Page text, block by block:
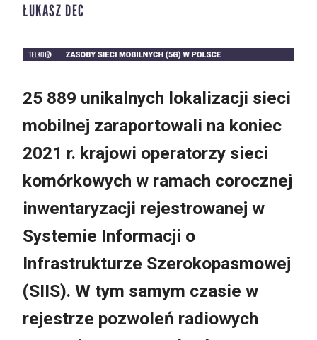
ŁUKASZ DEC
25 889 unikalnych lokalizacji sieci
mobilnej zaraportowali na koniec
2021 r. krajowi operatorzy sieci
komórkowych w ramach corocznej
inwentaryzacji rejestrowanej w
Systemie Informacji o
Infrastrukturze Szerokopasmowej
(SIIS). W tym samym czasie w
rejestrze pozwoleń radiowych